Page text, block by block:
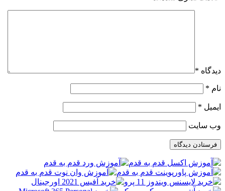
دیدگاه *
نام *
ایمیل *
وب‌ سایت